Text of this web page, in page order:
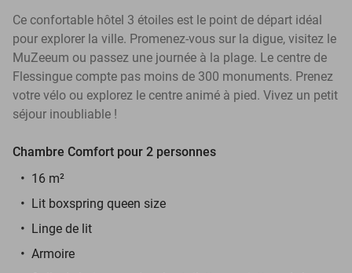
Ce confortable hôtel 3 étoiles est le point de départ idéal
pour explorer la ville. Promenez-vous sur la digue, visitez le
MuZeeum ou passez une journée à la plage. Le centre de
Flessingue compte pas moins de 300 monuments. Prenez
votre vélo ou explorez le centre animé à pied. Vivez un petit
séjour inoubliable !
Chambre Comfort pour 2 personnes
16 m²
Lit boxspring queen size
Linge de lit
Armoire